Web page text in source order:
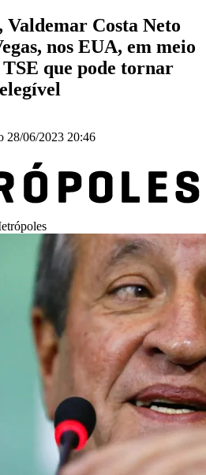
Valdemar Costa Neto
nos EUA, em meio
que pode tornar
28/06/2023 20:46